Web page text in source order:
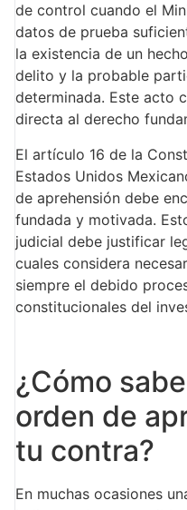
de control cuando el
datos de prueba
la existencia de un
delito y la probable
determinada. Este acto
directa al derecho
El artículo 16 de la
Estados Unidos
de aprehensión debe
fundada y motivada.
judicial debe justificar
cuales considera
siempre el debido
constitucionales del
¿Cómo
orden de
tu contra?
En muchas ocasiones